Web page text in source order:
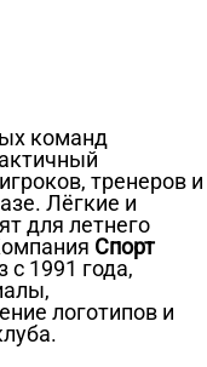
команд
тренеров и
Лёгкие и
для летнего
Спорт
с 1991 года,
логотипов и